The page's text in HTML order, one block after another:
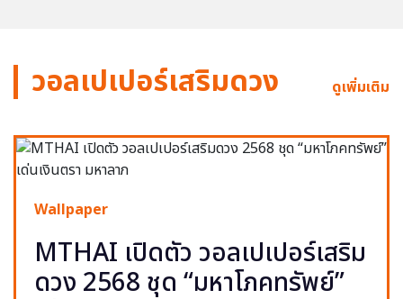
วอลเปเปอร์เสริมดวง ดูเพิ่มเติม
Wallpaper
MTHAI เปิดตัว วอลเปเปอร์เสริม
ดวง 2568 ชุด “มหาโภคทรัพย์”